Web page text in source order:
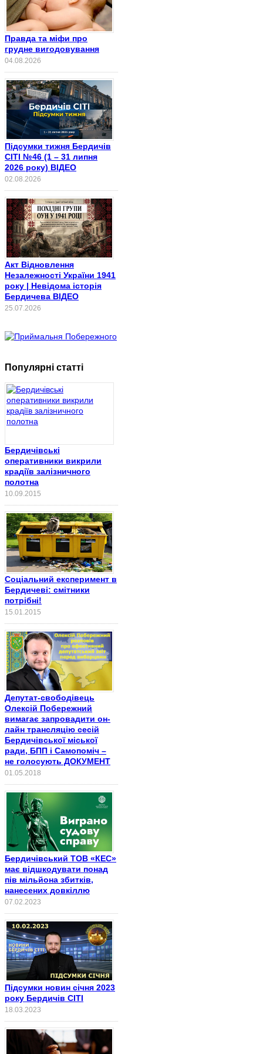
Правда та міфи про
грудне вигодовування
04.08.2026
Підсумки тижня Бердичів
СІТІ №46 (1 – 31 липня
2026 року) ВІДЕО
02.08.2026
Акт Відновлення
Незалежності України 1941
року | Невідома історія
Бердичева ВІДЕО
25.07.2026
Популярні статті
Бердичівські
оперативники викрили
крадіїв залізничного
полотна
10.09.2015
Соціальний експеримент в
Бердичеві: смітники
потрібні!
15.01.2015
Депутат-свободівець
Олексій Побережний
вимагає запровадити он-
лайн трансляцію сесій
Бердичівської міської
ради, БПП і Самопоміч –
не голосують ДОКУМЕНТ
01.05.2018
Бердичівський ТОВ «КЕС»
має відшкодувати понад
пів мільйона збитків,
нанесених довкіллю
07.02.2023
Підсумки новин січня 2023
року Бердичів СІТІ
18.03.2023